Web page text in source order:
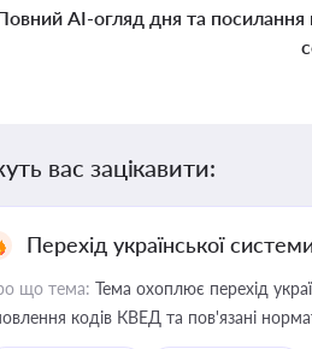
AI-огляд дня та посилання
вас зацікавити:
Перехід української
що тема: Тема охоплює перехід
кодів КВЕД та пов'язані